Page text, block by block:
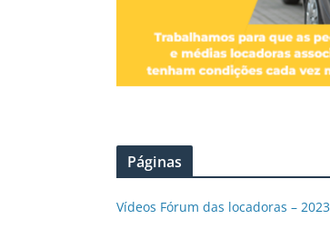
Páginas
Vídeos Fórum das locadoras – 2023